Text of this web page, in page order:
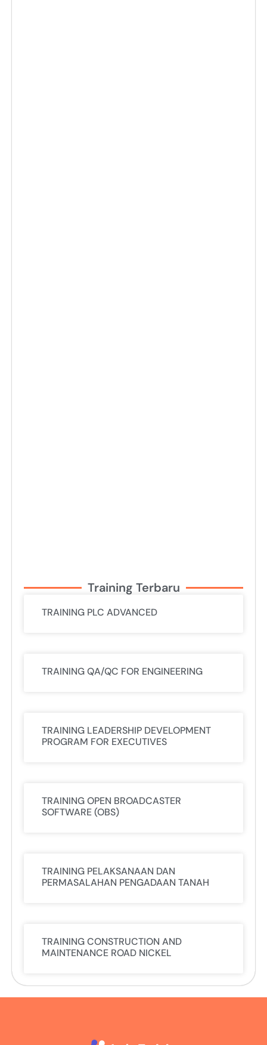
Training Terbaru
TRAINING PLC ADVANCED
TRAINING QA/QC FOR ENGINEERING
TRAINING LEADERSHIP DEVELOPMENT
PROGRAM FOR EXECUTIVES
TRAINING OPEN BROADCASTER
SOFTWARE (OBS)
TRAINING PELAKSANAAN DAN
PERMASALAHAN PENGADAAN TANAH
TRAINING CONSTRUCTION AND
MAINTENANCE ROAD NICKEL